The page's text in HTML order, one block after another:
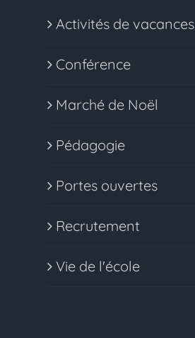
Activités de vacances
Conférence
Marché de Noël
Pédagogie
Portes ouvertes
Recrutement
Vie de l'école